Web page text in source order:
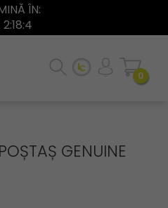
ÎN:
2:18:3
0
GENUINE